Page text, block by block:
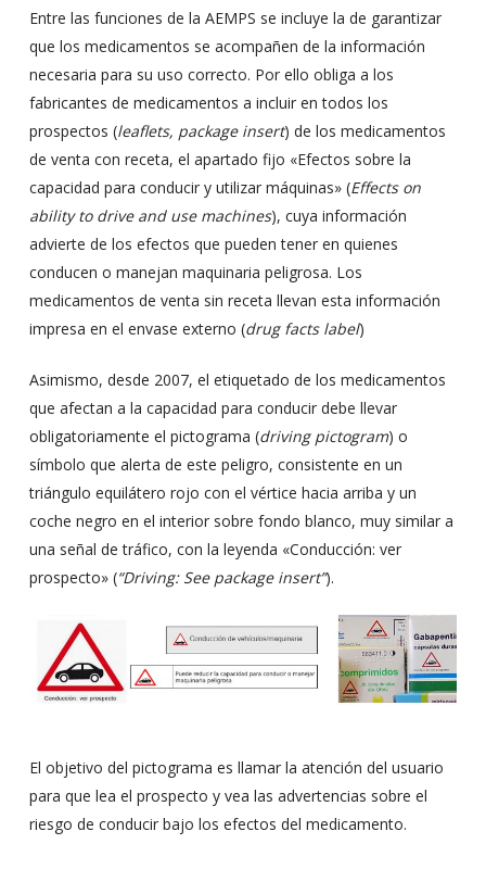
Entre las funciones de la AEMPS se incluye la de garantizar
que los medicamentos se acompañen de la información
necesaria para su uso correcto. Por ello obliga a los
fabricantes de medicamentos a incluir en todos los
prospectos (leaflets, package insert) de los medicamentos
de venta con receta, el apartado fijo «Efectos sobre la
capacidad para conducir y utilizar máquinas» (Effects on
ability to drive and use machines), cuya información
advierte de los efectos que pueden tener en quienes
conducen o manejan maquinaria peligrosa. Los
medicamentos de venta sin receta llevan esta información
impresa en el envase externo (drug facts label)
Asimismo, desde 2007, el etiquetado de los medicamentos
que afectan a la capacidad para conducir debe llevar
obligatoriamente el pictograma (driving pictogram) o
símbolo que alerta de este peligro, consistente en un
triángulo equilátero rojo con el vértice hacia arriba y un
coche negro en el interior sobre fondo blanco, muy similar a
una señal de tráfico, con la leyenda «Conducción: ver
prospecto» (“Driving: See package insert”).
El objetivo del pictograma es llamar la atención del usuario
para que lea el prospecto y vea las advertencias sobre el
riesgo de conducir bajo los efectos del medicamento.